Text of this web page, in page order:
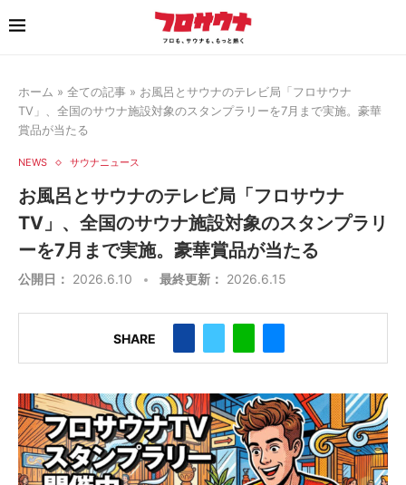
ホーム » 全ての記事 » お風呂とサウナのテレビ局「フロサウナ
TV」、全国のサウナ施設対象のスタンプラリーを7月まで実施。豪華
賞品が当たる
NEWS サウナニュース
お風呂とサウナのテレビ局「フロサウナ
TV」、全国のサウナ施設対象のスタンプラリ
ーを7月まで実施。豪華賞品が当たる
公開日： 2026.6.10 最終更新： 2026.6.15
SHARE